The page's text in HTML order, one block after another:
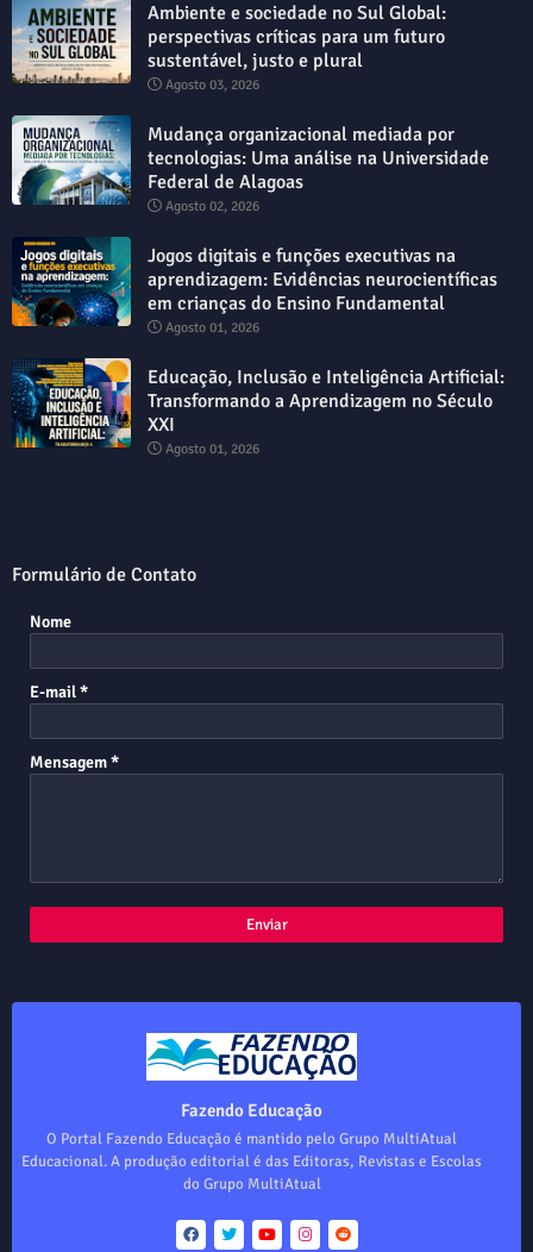
Ambiente e sociedade no Sul Global:
perspectivas críticas para um futuro
sustentável, justo e plural
Agosto 03, 2026
Mudança organizacional mediada por
tecnologias: Uma análise na Universidade
Federal de Alagoas
Agosto 02, 2026
Jogos digitais e funções executivas na
aprendizagem: Evidências neurocientíficas
em crianças do Ensino Fundamental
Agosto 01, 2026
Educação, Inclusão e Inteligência Artificial:
Transformando a Aprendizagem no Século
XXI
Agosto 01, 2026
Formulário de Contato
Nome
E-mail*
Mensagem*
Fazendo Educação
O Portal Fazendo Educação é mantido pelo Grupo MultiAtual
Educacional. A produção editorial é das Editoras, Revistas e Escolas
do Grupo MultiAtual